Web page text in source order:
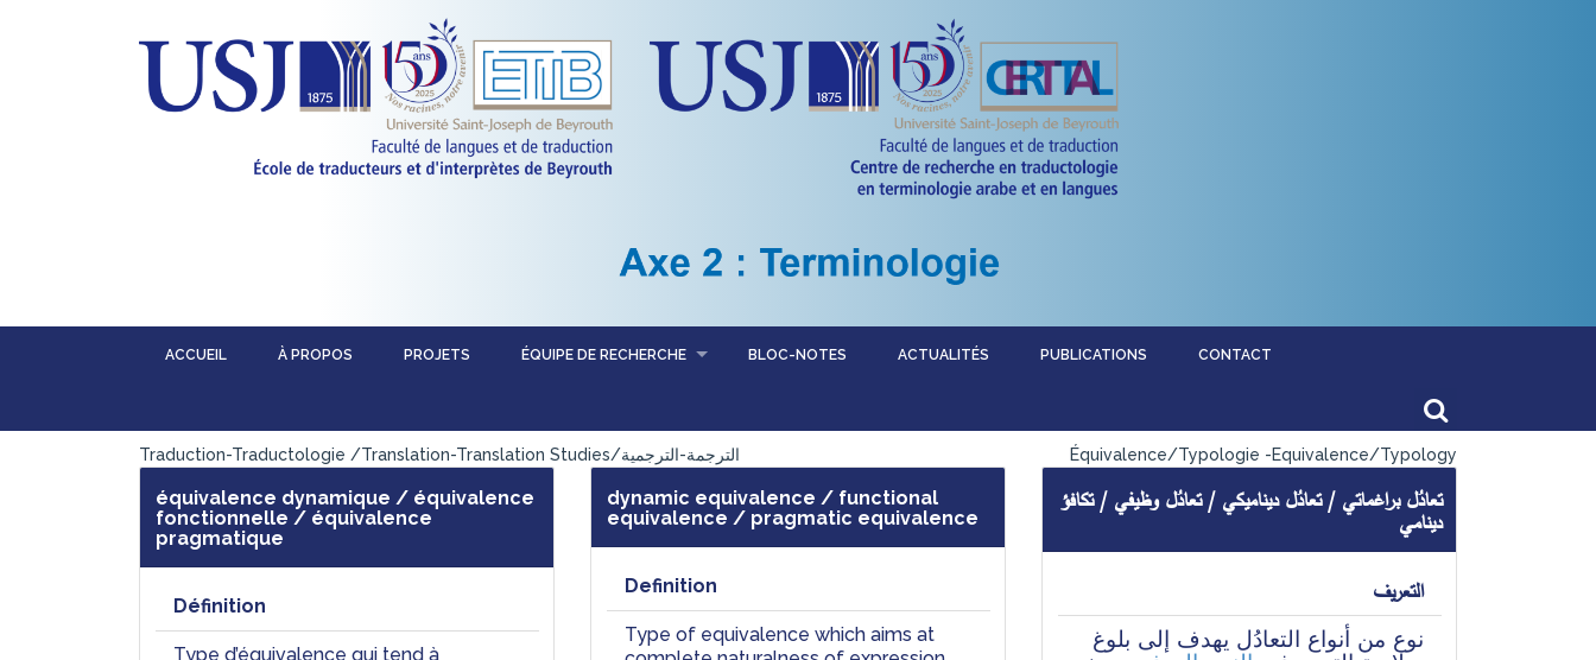
ACCUEIL À PROPOS PROJETS ÉQUIPE DE RECHERCHE BLOC-NOTES ACTUALITÉS PUBLICATIONS CONTACT
Traduction-Traductologie /Translation-Translation Studies/الترجمة-الترجمية Équivalence/Typologie -Equivalence/Typology
équivalence dynamique / équivalence
fonctionnelle / équivalence
pragmatique
Définition
Type d’équivalence qui tend à
dynamic equivalence / functional
equivalence / pragmatic equivalence
Definition
Type of equivalence which aims at
تعادُل براغماتي / تعادُل ديناميكي / تعادُل وظيفي / تكافؤ
دينامي
التعريف